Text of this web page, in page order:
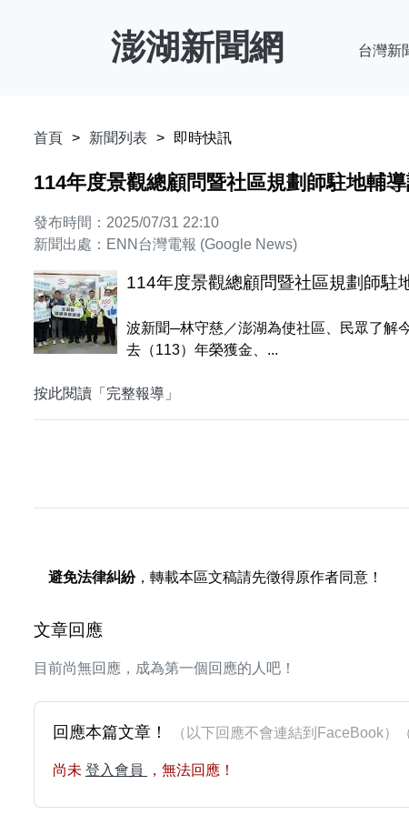
澎湖新聞網 台灣新
首頁 新聞列表 即時快訊
114年度景觀總顧問暨社區規劃師駐地輔
發布時間：2025/07/31 22:10
新聞出處：ENN台灣電報 (Google News)
114年度景觀總顧問暨社區規劃師駐
波新聞─林守慈／澎湖為使社區、民眾了解
去（113）年榮獲金、...
按此閱讀「完整報導」
避免法律糾紛，轉載本區文稿請先徵得原作者同意！
文章回應
目前尚無回應，成為第一個回應的人吧！
回應本篇文章！ （以下回應不會連結到FaceBook）
尚未 登入會員 ，無法回應！